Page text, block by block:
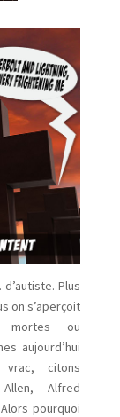
Plus
on s’aperçoit
mortes ou
aujourd’hui
vrac, citons
Alfred
pourquoi